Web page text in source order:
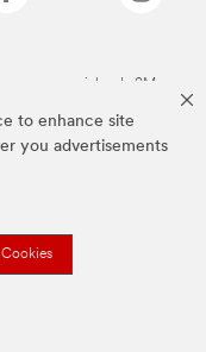
to enhance site
you advertisements
comerciales de 3M.